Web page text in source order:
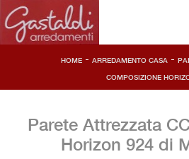
HOME- ARREDAMENTO CASA-
COMPOSIZIONE
Parete Attrezzata
Horizon 924 di